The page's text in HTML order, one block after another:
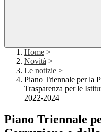
Home >
Novità >
Le notizie >
Piano Triennale per la
Trasparenza per le
2022-2024
Piano Triennale